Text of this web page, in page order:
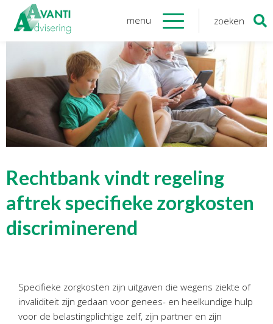
menu zoeken
Organisatie
Onze medewerkers
NOAB gecertificeerd
Algemene verordening
gegevensbescherming
Sponsoring
Onzediensten
Financiele Administratie
Personeel & Organisatie
Bedrijfseconomisch advies
Belastingadvies Purmerend
Zoeken
Rechtbank vindt regeling
aftrek specifieke zorgkosten
discriminerend
Specifieke zorgkosten zijn uitgaven die wegens ziekte of
invaliditeit zijn gedaan voor genees- en heelkundige hulp
voor de belastingplichtige zelf, zijn partner en zijn